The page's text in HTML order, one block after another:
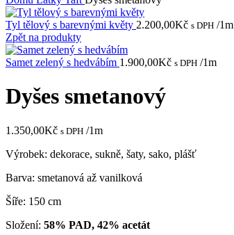
Tyl tělový s barevnými květy 2.200,00Kč s DPH /1m
Zpět na produkty
Samet zelený s hedvábím 1.900,00Kč s DPH /1m
Dyšes smetanový
1.350,00Kč s DPH /1m
Výrobek: dekorace, sukně, šaty, sako, plášť
Barva: smetanová až vanilková
Šíře: 150 cm
Složení: 58% PAD, 42% acetát